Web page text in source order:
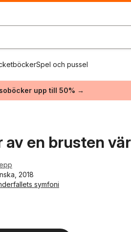
Spel och pussel
upp till 50% →
av en brusten
2018
symfoni
Totalt antal röster: